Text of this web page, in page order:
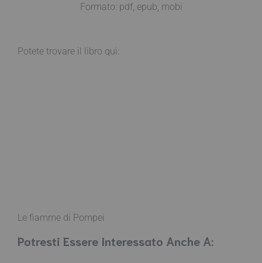
Formato: pdf, epub, mobi
Potete trovare il libro qui:
Le fiamme di Pompei
Potresti Essere Interessato Anche A: